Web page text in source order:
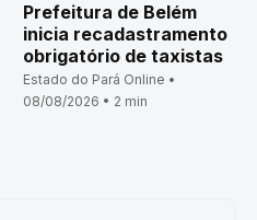
Prefeitura de Belém
inicia recadastramento
obrigatório de taxistas
Estado do Pará Online •
08/08/2026 • 2 min